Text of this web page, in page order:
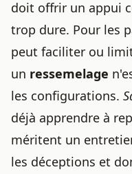
doit offrir un appui
trop dure. Pour les
peut faciliter ou
un ressemelage
les configurations.
déjà apprendre à
méritent un
les déceptions et